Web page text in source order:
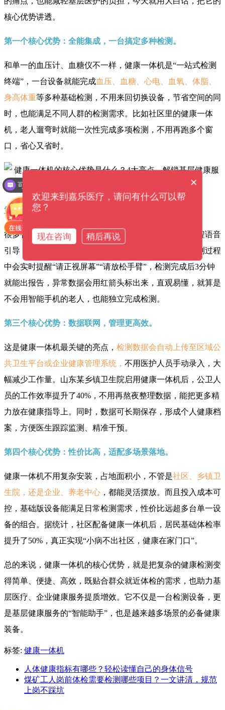
核心优势讲透。
第一个核心优势：全能集成，一台搞定多种检测。
和单一的血压计、血糖仪不一样，健康一体机是“一站式检测
终端”，一台设备就能完成血压、血糖、心电、血氧、体脂、
身高体重等多种基础检测，不用来回切换设备，节省空间的同
时，也能满足不同人群的检测需求。比如社区里的健康一体
机，老人遛弯时就能一次性完成多项检测，不用再跑多个窗
口，省心又省时。
第二个核心优势：操作简单，老人也能轻松上手。
很多智能设备操作复杂，老人不会用，但健康一体机全程语音
引导，不用手动设置，刷身份证或社保卡就能启动，检测过程
中会实时提醒“请正视屏幕”“请放松手臂”，检测完成后3分钟
就能出报告，异常数据会用红箭头标出来，直观易懂，就算是
不会用智能手机的老人，也能独立完成检测。
第三个核心优势：数据联网，管理更高效。
这是健康一体机最关键的亮点， 检测数据会自动上传至区域公
共卫生平台或企业健康管理系统， 不用医护人员手动录入，大
幅减少工作量。山东某乡镇卫生院启用健康一体机后，公卫人
员的工作效率提升了40%，不用再熬夜整理数据，能把更多精
力放在健康指导上。同时，数据可长期保存，形成个人健康档
案，方便医生跟踪监测、精准干预。
第四个核心优势：性价比高，适配多场景落地。
健康一体机不用复杂安装，占地面积小，不管是社区、乡镇卫
生院，还是企业、养老中心 ，都能灵活摆放。而且投入成本可
控，基础版设备能满足日常检测需求，性价比远超多台单一设
备的组合。据统计，社区配备健康一体机后，居民基础体检率
提升了50%，真正实现“小病不出社区，健康在家门口”。
总的来说，健康一体机的核心优势，就是把复杂的健康检测变
得简单、便捷、高效，既贴合群众就近体检的需求，也助力基
层医疗、企业健康服务提质增效。它不仅是一台检测设备，更
是基层健康服务的“智能助手”，也是越来越多场景的必备健康
装备。
标签: 健康一体机
人体健康指标有哪些？轻松读懂自己的身体信号
煤矿工人岗前体检需要检测哪些项目？一文讲清，规范
上岗不踩坑
×
欢迎来到嘉乐医疗，请问有什么可以帮
您？
现在咨询 稍后再说